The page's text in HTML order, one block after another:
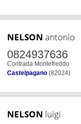
NELSON antonio
0824937636
Contrada Montefreddo
Castelpagano (82024)
NELSON luigi